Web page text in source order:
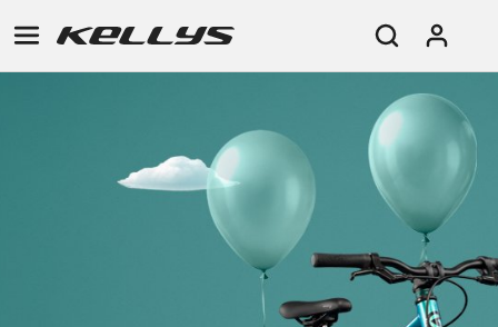
RACING
TOUR
HORSKÁ
KOLA
TREKKING
URBAN
KOLA
FITNESS
CITY
JUNIOR
(135–
CM)
24"